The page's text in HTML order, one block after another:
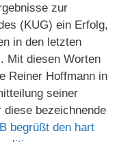
zur
(KUG) ein Erfolg,
in den letzten
Mit diesen Worten
Reiner Hoffmann in
seiner
bezeichnende
begrüßt den hart